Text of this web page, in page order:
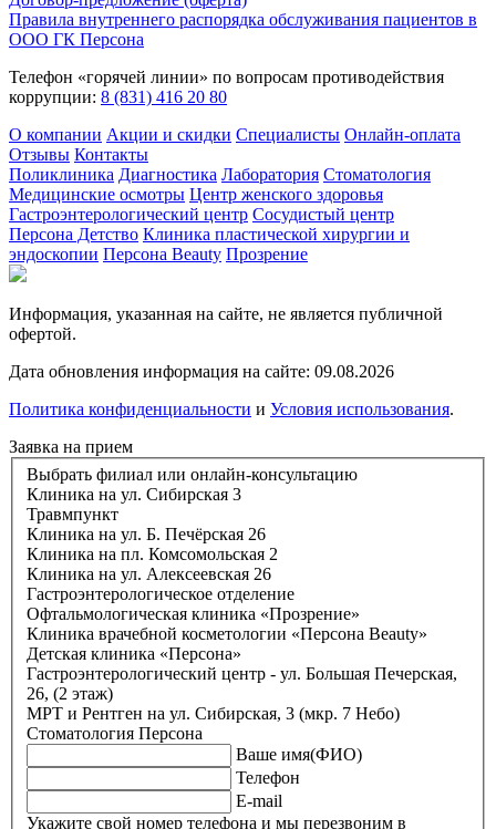
Правила внутреннего распорядка обслуживания пациентов в
ООО ГК Персона
Телефон «горячей линии» по вопросам противодействия
коррупции: 8 (831) 416 20 80
О компании Акции и скидки Специалисты Онлайн-оплата
Отзывы Контакты
Поликлиника Диагностика Лаборатория Стоматология
Медицинские осмотры Центр женского здоровья
Гастроэнтерологический центр Сосудистый центр
Персона Детство Клиника пластической хирургии и
эндоскопии Персона Beauty Прозрение
Информация, указанная на сайте, не является публичной
офертой.
Дата обновления информация на сайте: 09.08.2026
Политика конфиденциальности и Условия использования.
Заявка на прием
Выбрать филиал или онлайн-консультацию
Клиника на ул. Сибирская 3
Травмпункт
Клиника на ул. Б. Печёрская 26
Клиника на пл. Комсомольская 2
Клиника на ул. Алексеевская 26
Гастроэнтерологическое отделение
Офтальмологическая клиника «Прозрение»
Клиника врачебной косметологии «Персона Beauty»
Детская клиника «Персона»
Гастроэнтерологический центр - ул. Большая Печерская,
26, (2 этаж)
МРТ и Рентген на ул. Сибирская, 3 (мкр. 7 Небо)
Стоматология Персона
Ваше имя(ФИО)
Телефон
E-mail
Укажите свой номер телефона и мы перезвоним в